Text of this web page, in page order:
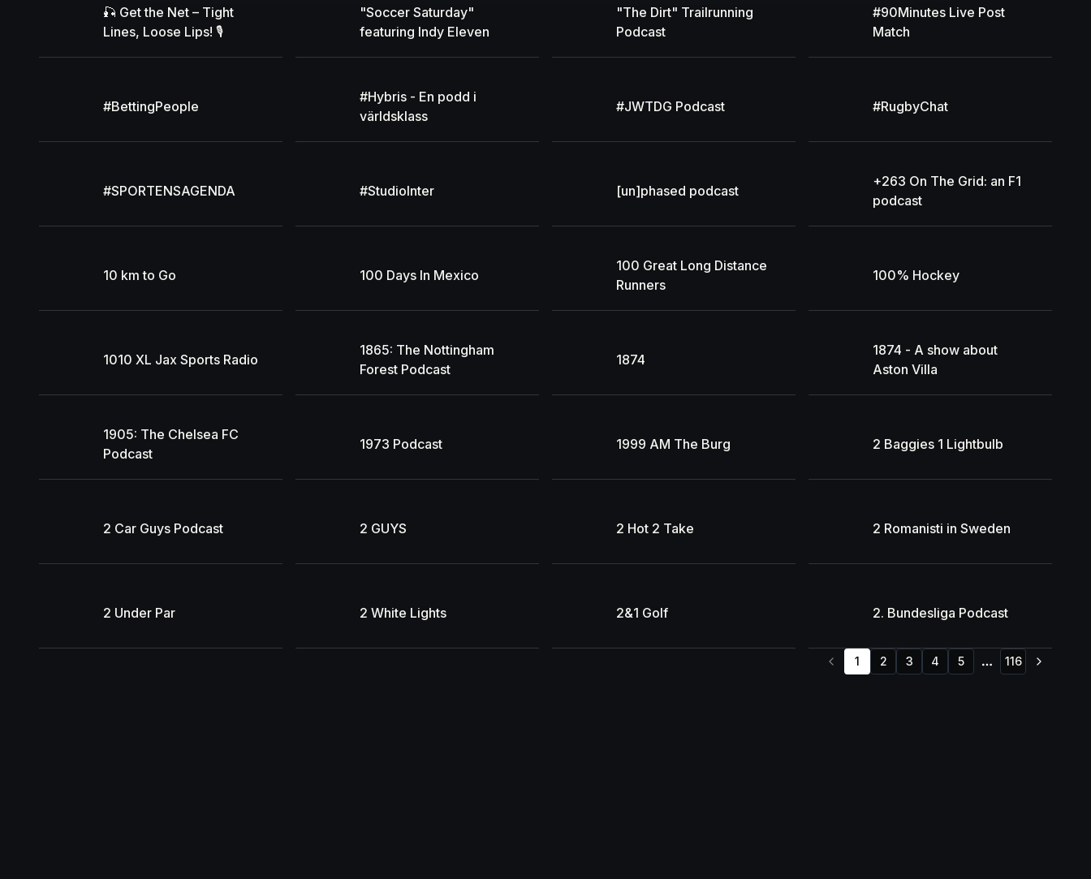
🎣 Get the Net – Tight
Lines, Loose Lips! 🎙️
"Soccer Saturday"
featuring Indy Eleven
"The Dirt" Trailrunning
Podcast
#90Minutes Live Post
Match
#BettingPeople
#Hybris - En podd i
världsklass
#JWTDG Podcast #RugbyChat
#SPORTENSAGENDA #StudioInter [un]phased podcast
+263 On The Grid: an F1
podcast
10 km to Go 100 Days In Mexico
100 Great Long Distance
Runners
100% Hockey
1010 XL Jax Sports Radio
1865: The Nottingham
Forest Podcast
1874
1874 - A show about
Aston Villa
1905: The Chelsea FC
Podcast
1973 Podcast 1999 AM The Burg 2 Baggies 1 Lightbulb
2 Car Guys Podcast 2 GUYS 2 Hot 2 Take 2 Romanisti in Sweden
2 Under Par 2 White Lights 2&1 Golf 2. Bundesliga Podcast
1 2 3 4 5 116